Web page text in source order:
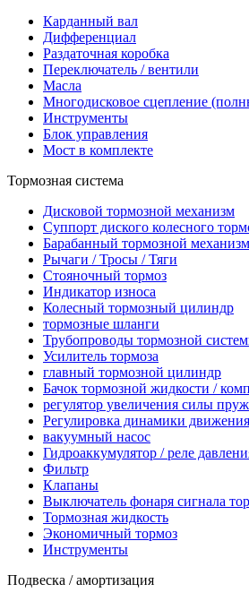
Карданный вал
Дифференциал
Раздаточная коробка
Переключатель / вентили
Масла
Многодисковое сцепление
Инструменты
Блок управления
Мост в комплекте
Тормозная система
Дисковой тормозной механизм
Суппорт диского колесного
Барабанный тормозной механизм
Рычаги / Тросы / Тяги
Стояночный тормоз
Индикатор износа
Колесный тормозный цилиндр
тормозные шланги
Трубопроводы тормозной
Усилитель тормоза
главный тормозной цилиндр
Бачок тормозной жидкости /
регулятор увеличения силы
Регулировка динамики движения
вакуумный насос
Гидроаккумулятор / реле
Фильтр
Клапаны
Выключатель фонаря сигнала
Тормозная жидкость
Экономичный тормоз
Инструменты
Подвеска / амортизация